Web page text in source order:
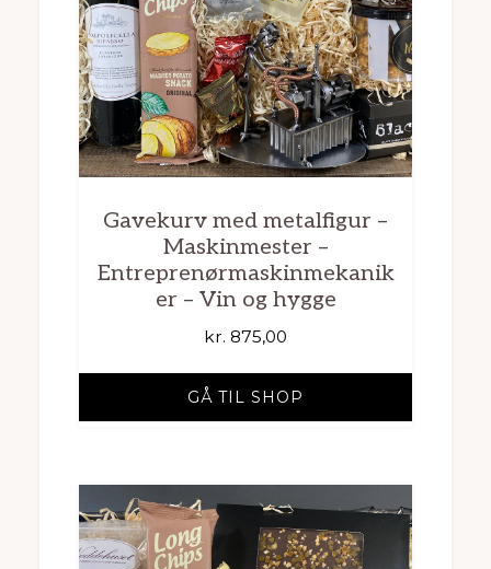
Gavekurv med metalfigur –
Maskinmester –
Entreprenørmaskinmekanik
er – Vin og hygge
kr. 875,00
GÅ TIL SHOP